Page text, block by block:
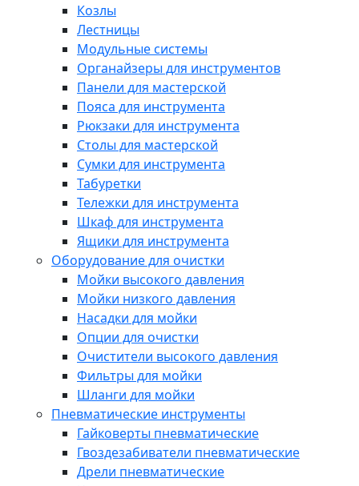
Козлы
Лестницы
Модульные системы
Органайзеры для инструментов
Панели для мастерской
Пояса для инструмента
Рюкзаки для инструмента
Столы для мастерской
Сумки для инструмента
Табуретки
Тележки для инструмента
Шкаф для инструмента
Ящики для инструмента
Оборудование для очистки
Мойки высокого давления
Мойки низкого давления
Насадки для мойки
Опции для очистки
Очистители высокого давления
Фильтры для мойки
Шланги для мойки
Пневматические инструменты
Гайковерты пневматические
Гвоздезабиватели пневматические
Дрели пневматические